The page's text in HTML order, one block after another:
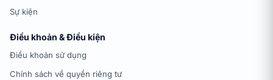
Sự kiện
Điều khoản & Điều kiện
Điều khoản sử dụng
Chính sách về quyền riêng tư